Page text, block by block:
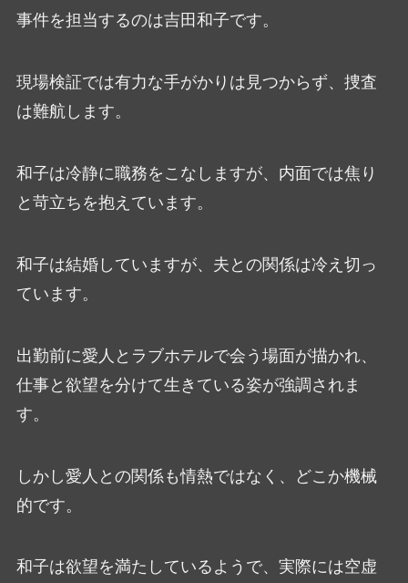
事件を担当するのは吉田和子です。
現場検証では有力な手がかりは見つからず、捜査
は難航します。
和子は冷静に職務をこなしますが、内面では焦り
と苛立ちを抱えています。
和子は結婚していますが、夫との関係は冷え切っ
ています。
出勤前に愛人とラブホテルで会う場面が描かれ、
仕事と欲望を分けて生きている姿が強調されま
す。
しかし愛人との関係も情熱ではなく、どこか機械
的です。
和子は欲望を満たしているようで、実際には空虚